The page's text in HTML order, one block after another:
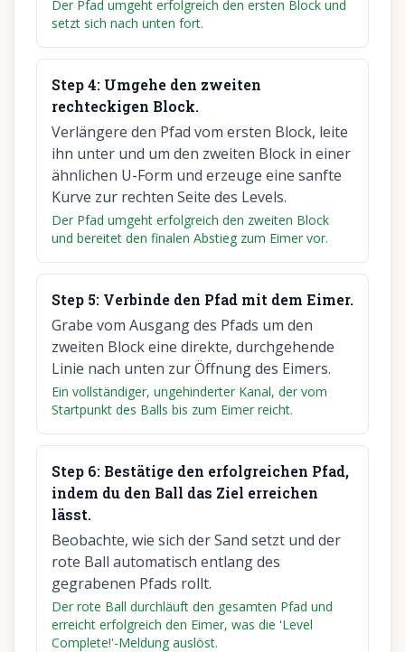
Der Pfad umgeht erfolgreich den ersten Block und
setzt sich nach unten fort.
Step4: Umgehe den zweiten
rechteckigen Block.
Verlängere den Pfad vom ersten Block, leite
ihn unter und um den zweiten Block in einer
ähnlichen U-Form und erzeuge eine sanfte
Kurve zur rechten Seite des Levels.
Der Pfad umgeht erfolgreich den zweiten Block
und bereitet den finalen Abstieg zum Eimer vor.
Step 5: Verbinde den Pfad mit dem Eimer.
Grabe vom Ausgang des Pfads um den
zweiten Block eine direkte, durchgehende
Linie nach unten zur Öffnung des Eimers.
Ein vollständiger, ungehinderter Kanal, der vom
Startpunkt des Balls bis zum Eimer reicht.
Step 6: Bestätige den erfolgreichen Pfad,
indem du den Ball das Ziel erreichen
lässt.
Beobachte, wie sich der Sand setzt und der
rote Ball automatisch entlang des
gegrabenen Pfads rollt.
Der rote Ball durchläuft den gesamten Pfad und
erreicht erfolgreich den Eimer, was die 'Level
Complete!'-Meldung auslöst.